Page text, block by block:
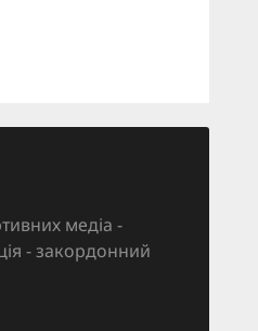
медіа -
- закордонний